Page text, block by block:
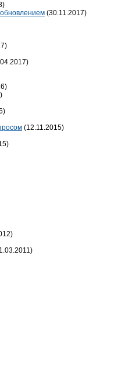
обновлением (30.11.2017)
(12.11.2015)